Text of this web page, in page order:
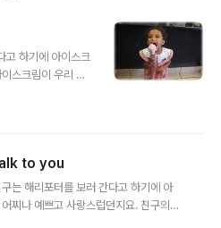
고 하기에 아이스크
스크림이 우리 아
온이와 나린이 것
나린이가 했던말
one. 난 이걸 원
중에 하나입니다.
to you
는 해리포터를 보러 간다고 하기에 아
찌나 예쁘고 사랑스럽던지요. 친구의